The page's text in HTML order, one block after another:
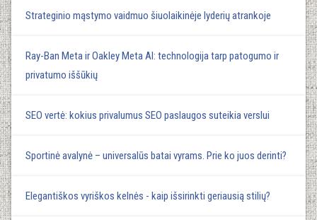
Strateginio mąstymo vaidmuo šiuolaikinėje lyderių atrankoje
Ray-Ban Meta ir Oakley Meta AI: technologija tarp patogumo ir
privatumo iššūkių
SEO vertė: kokius privalumus SEO paslaugos suteikia verslui
Sportinė avalynė – universalūs batai vyrams. Prie ko juos derinti?
Elegantiškos vyriškos kelnės - kaip išsirinkti geriausią stilių?